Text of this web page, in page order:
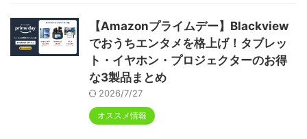
【Amazonプライムデー】Blackview
でおうちエンタメを格上げ！タブレッ
ト・イヤホン・プロジェクターのお得
な3製品まとめ
2026/7/27
オススメ情報